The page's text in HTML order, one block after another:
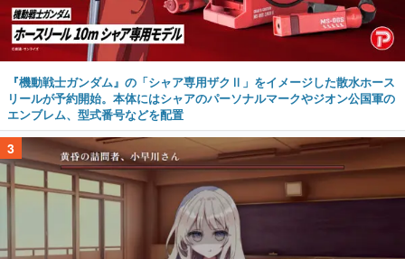
『機動戦士ガンダム』の「シャア専用ザクⅡ」をイメージした散水ホース
リールが予約開始。本体にはシャアのパーソナルマークやジオン公国軍の
エンブレム、型式番号などを配置
3